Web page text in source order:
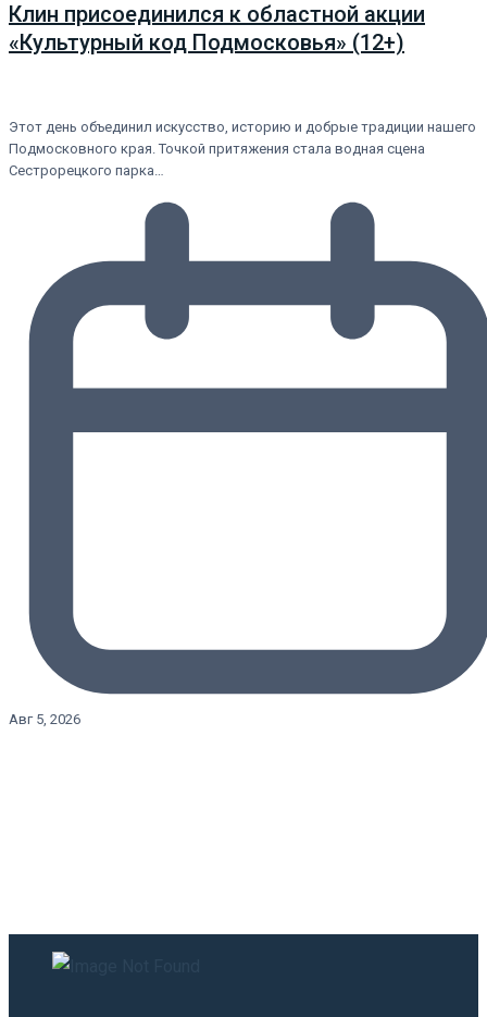
Клин присоединился к областной акции
«Культурный код Подмосковья» (12+)
Этот день объединил искусство, историю и добрые традиции нашего
Подмосковного края. Точкой притяжения стала водная сцена
Сестрорецкого парка…
Авг 5, 2026